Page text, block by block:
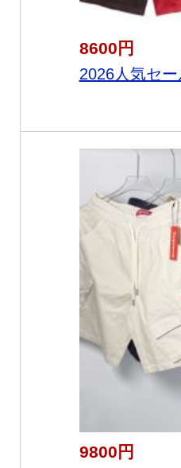
8600円
2026人気セ
9800円